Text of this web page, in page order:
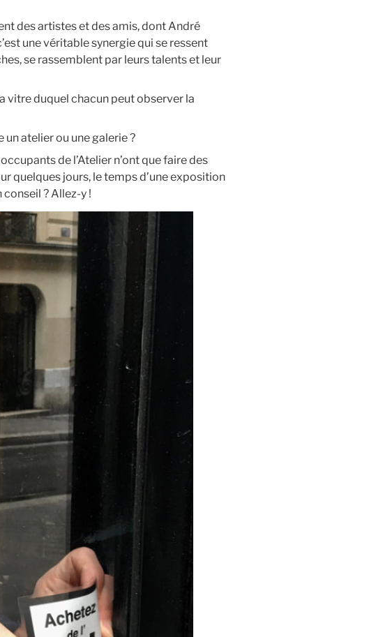
des artistes et des amis, dont André
une véritable synergie qui se ressent
se rassemblent par leurs talents et leur
vitre duquel chacun peut observer la
atelier ou une galerie ?
de l’Atelier n’ont que faire des
quelques jours, le temps d’une exposition
conseil ? Allez-y !